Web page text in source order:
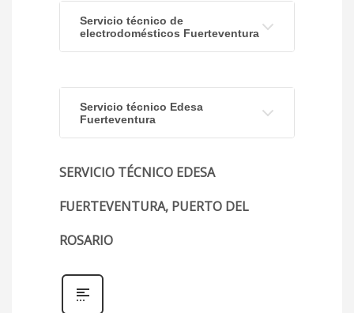
Servicio técnico de
electrodomésticos Fuerteventura
Servicio técnico Edesa
Fuerteventura
SERVICIO TÉCNICO EDESA
FUERTEVENTURA, PUERTO DEL
ROSARIO